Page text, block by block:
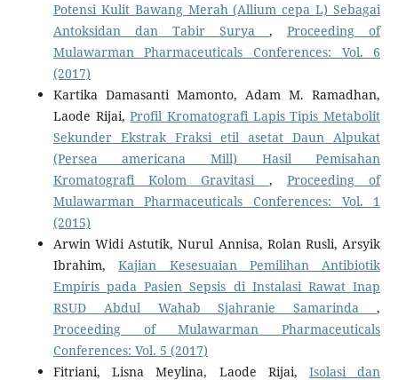
Potensi Kulit Bawang Merah (Allium cepa L) Sebagai
Antoksidan dan Tabir Surya,Proceeding of
Mulawarman Pharmaceuticals Conferences: Vol. 6
(2017)
Kartika Damasanti Mamonto, Adam M. Ramadhan,
Laode Rijai,Profil Kromatografi Lapis Tipis Metabolit
Sekunder Ekstrak Fraksi etil asetat Daun Alpukat
(Persea americana Mill) Hasil Pemisahan
Kromatografi Kolom Gravitasi , Proceeding of
Mulawarman Pharmaceuticals Conferences: Vol. 1
(2015)
Arwin Widi Astutik, Nurul Annisa, Rolan Rusli, Arsyik
Ibrahim,Kajian Kesesuaian Pemilihan Antibiotik
Empiris pada Pasien Sepsis di Instalasi Rawat Inap
RSUD Abdul Wahab Sjahranie Samarinda,
Proceeding of Mulawarman Pharmaceuticals
Conferences: Vol. 5 (2017)
Fitriani, Lisna Meylina, Laode Rijai, Isolasi dan